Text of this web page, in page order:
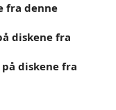
fra denne
diskene fra
diskene fra